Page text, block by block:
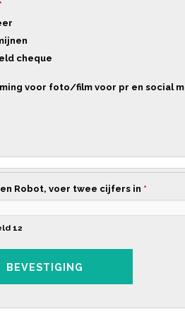
*
cheque
voor foto/film voor pr en social
Robot, voer twee cijfers in *
12